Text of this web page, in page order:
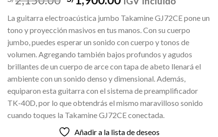
precio
original
era:
S/2,150.00.
actual
es:
S/1,900.00.
La guitarra electroacústica jumbo Takamine GJ72CE pone un
tono y proyección masivos en tus manos. Con su cuerpo
jumbo, puedes esperar un sonido con cuerpo y tonos de
volumen. Agregando también bajos profundos y agudos
brillantes de un cuerpo de arce con tapa de abeto llenará el
ambiente con un sonido denso y dimensional. Además,
equiparon esta guitarra con el sistema de preamplificador
TK-40D, por lo que obtendrás el mismo maravilloso sonido
cuando toques la Takamine GJ72CE conectada.
Añadir a la lista de deseos